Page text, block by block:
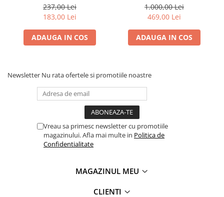
237,00 Lei
183,00 Lei
ADAUGA IN COS
1.000,00 Lei
469,00 Lei
ADAUGA IN COS
Newsletter Nu rata ofertele si promotiile noastre
Vreau sa primesc newsletter cu promotiile
magazinului. Afla mai multe in Politica de
Confidentialitate
MAGAZINUL MEU
CLIENTI